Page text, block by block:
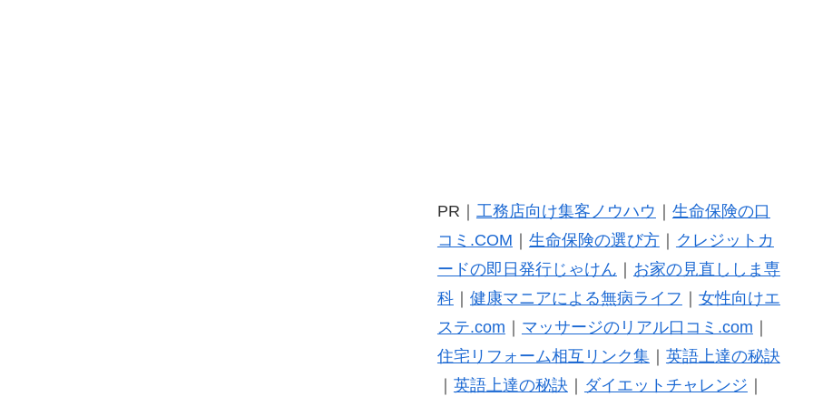
PR｜ 工務店向け集客ノウハウ
生命保険の口
コミ.COM
生命保険の選び方｜
クレジットカ
ードの即日発行じゃけん
お家の見直ししま専
科｜ 健康マニアによる無病ライフ
女性向けエ
ステ.com
マッサージのリアル口コミ.com
住宅リフォーム相互リンク集｜ 英語上達の秘訣
英語上達の秘訣 ダイエットチャレンジ